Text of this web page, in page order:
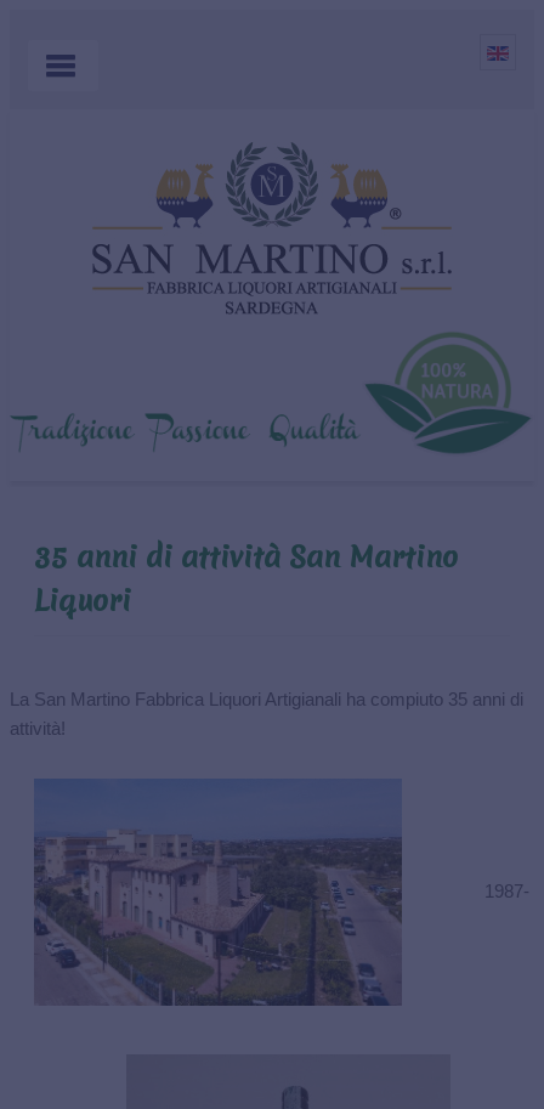
PRODOTTI
APERITIVI
AZIENDA
CONTATTI
35 anni di attività San Martino
Liquori
La San Martino Fabbrica Liquori Artigianali ha compiuto 35 anni di
attività!
1987-